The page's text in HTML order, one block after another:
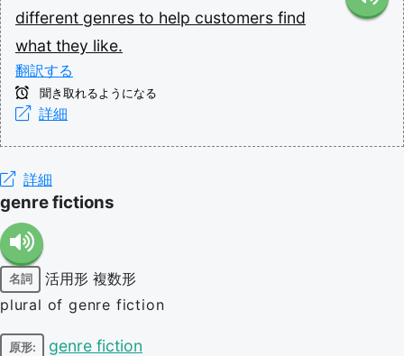
different genres to help customers find
what they like.
翻訳する
聞き取れるようになる
詳細
詳細
genre fictions
名詞 活用形 複数形
plural of genre fiction
原形: genre fiction